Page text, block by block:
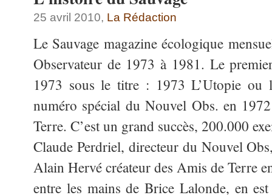
25 avril 2010, La Rédaction
Le Sauvage magazine écologique
Observateur de 1973 à 1981. Le
1973 sous le titre : 1973 L’Utopie
numéro spécial du Nouvel Obs. en
Terre. C’est un grand succès, 200.000
Claude Perdriel, directeur du Nouvel
Alain Hervé créateur des Amis de Terre
entre les mains de Brice Lalonde, en